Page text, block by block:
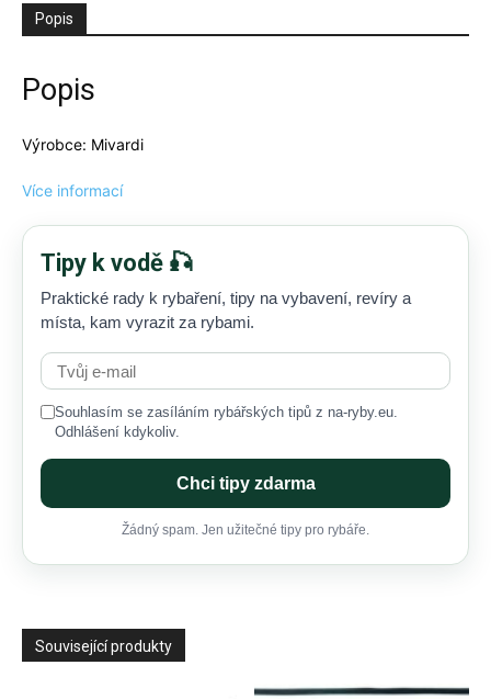
Popis
Popis
Výrobce: Mivardi
Více informací
Tipy k vodě 🎣
Praktické rady k rybaření, tipy na vybavení, revíry a
místa, kam vyrazit za rybami.
Souhlasím se zasíláním rybářských tipů z na-ryby.eu.
Odhlášení kdykoliv.
Chci tipy zdarma
Žádný spam. Jen užitečné tipy pro rybáře.
Související produkty